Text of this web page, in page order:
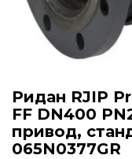
Ридан RJIP
FF DN400
привод,
065N0377GR